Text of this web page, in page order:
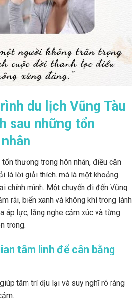
du lịch Vũng Tàu
sau những tổn
thương trong hôn nhân, điều cần
là lời giải thích, mà là một khoảng
chính mình. Một chuyến đi đến Vũng
rãi, biển xanh và không khí trong lành
áp lực, lắng nghe cảm xúc và từng
trong.
tâm linh để cân bằng
tâm trí dịu lại và suy nghĩ rõ ràng